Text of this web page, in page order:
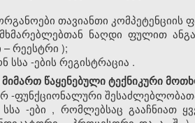
თავიანთი კომპეტენციის
ნაღდი ფულით
–რეესტრი );
სსა -ების რეგისტრაცია .
წაყენებული ტექნიკური
-ფუნქციონალური შესაძ
სსა -ები , რომლებსაც გააჩნიათ